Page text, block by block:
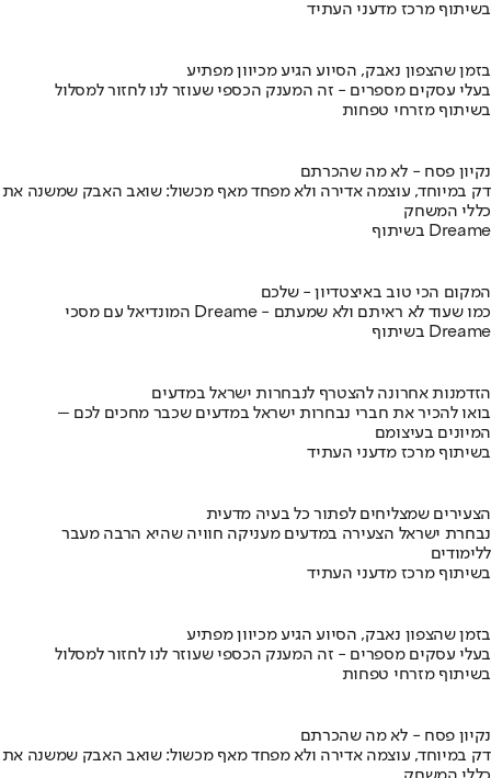
בשיתוף מרכז מדעני העתיד
בזמן שהצפון נאבק, הסיוע הגיע מכיוון מפתיע
בעלי עסקים מספרים - זה המענק הכספי שעוזר לנו לחזור למסלול
בשיתוף מזרחי טפחות
נקיון פסח - לא מה שהכרתם
דק במיוחד, עוצמה אדירה ולא מפחד מאף מכשול: שואב האבק שמשנה את
כללי המשחק
בשיתוף Dreame
המקום הכי טוב באיצטדיון - שלכם
המונדיאל עם מסכי Dreame - כמו שעוד לא ראיתם ולא שמעתם
בשיתוף Dreame
הזדמנות אחרונה להצטרף לנבחרות ישראל במדעים
בואו להכיר את חברי נבחרות ישראל במדעים שכבר מחכים לכם –
המיונים בעיצומם
בשיתוף מרכז מדעני העתיד
הצעירים שמצליחים לפתור כל בעיה מדעית
נבחרת ישראל הצעירה במדעים מעניקה חוויה שהיא הרבה מעבר
ללימודים
בשיתוף מרכז מדעני העתיד
בזמן שהצפון נאבק, הסיוע הגיע מכיוון מפתיע
בעלי עסקים מספרים - זה המענק הכספי שעוזר לנו לחזור למסלול
בשיתוף מזרחי טפחות
נקיון פסח - לא מה שהכרתם
דק במיוחד, עוצמה אדירה ולא מפחד מאף מכשול: שואב האבק שמשנה את